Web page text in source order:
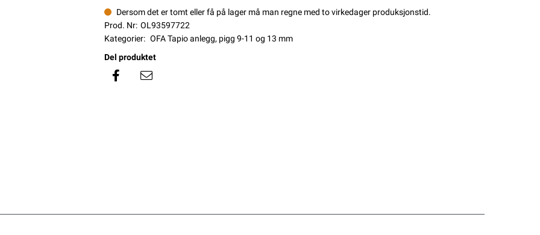
Dersom det er tomt eller få på lager må man regne med to virkedager produksjonstid.
Prod. Nr: OL93597722
Kategorier: OFA Tapio anlegg, pigg 9-11 og 13 mm
Del produktet